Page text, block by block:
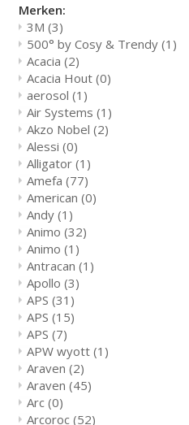
Merken:
3M (3)
500° by Cosy & Trendy (1)
Acacia (2)
Acacia Hout (0)
aerosol (1)
Air Systems (1)
Akzo Nobel (2)
Alessi (0)
Alligator (1)
Amefa (77)
American (0)
Andy (1)
Animo (32)
Animo (1)
Antracan (1)
Apollo (3)
APS (31)
APS (15)
APS (7)
APW wyott (1)
Araven (2)
Araven (45)
Arc (0)
Arcoroc (52)